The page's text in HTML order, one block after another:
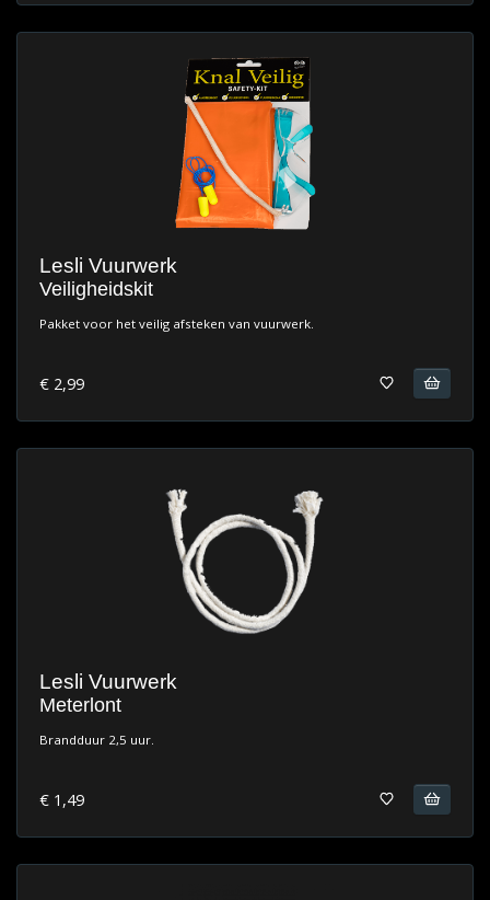
Lesli Vuurwerk
Veiligheidskit
Pakket voor het veilig afsteken van vuurwerk.
€ 2,99
Lesli Vuurwerk
Meterlont
Brandduur 2,5 uur.
€ 1,49